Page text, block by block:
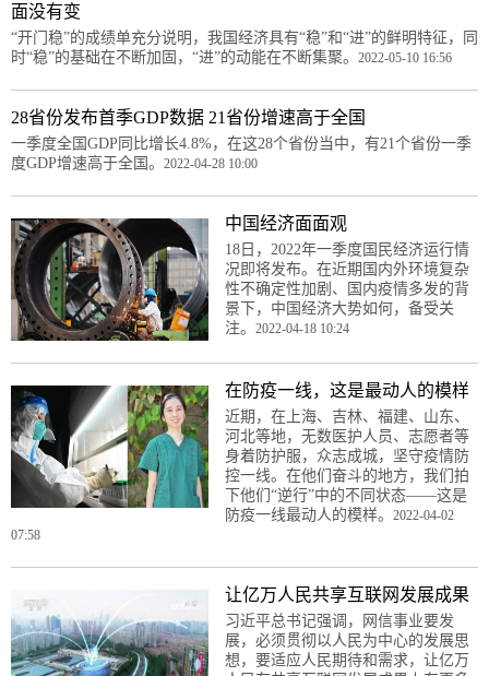
面没有变
“开门稳”的成绩单充分说明，我国经济具有“稳”和“进”的鲜明特征，同
时“稳”的基础在不断加固，“进”的动能在不断集聚。 2022-05-10 16:56
28省份发布首季GDP数据 21省份增速高于全国
一季度全国GDP同比增长4.8%，在这28个省份当中，有21个省份一季
度GDP增速高于全国。 2022-04-28 10:00
中国经济面面观
18日，2022年一季度国民经济运行情
况即将发布。在近期国内外环境复杂
性不确定性加剧、国内疫情多发的背
景下，中国经济大势如何，备受关
注。 2022-04-18 10:24
在防疫一线，这是最动人的模样
近期，在上海、吉林、福建、山东、
河北等地，无数医护人员、志愿者等
身着防护服，众志成城，坚守疫情防
控一线。在他们奋斗的地方，我们拍
下他们“逆行”中的不同状态——这是
防疫一线最动人的模样。 2022-04-02
07:58
让亿万人民共享互联网发展成果
习近平总书记强调，网信事业要发
展，必须贯彻以人民为中心的发展思
想，要适应人民期待和需求，让亿万